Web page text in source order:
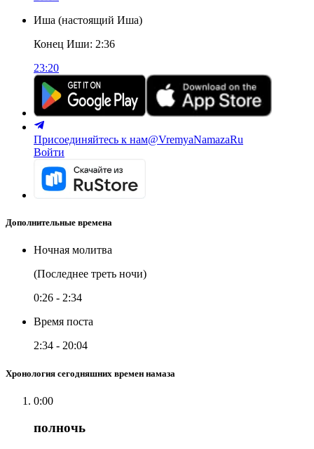
Иша (настоящий Иша)
Конец Иши: 2:36
23:20
Присоединяйтесь к нам@VremyaNamazaRu
Войти
Дополнительные времена
Ночная молитва
(Последнее треть ночи)
0:26 - 2:34
Время поста
2:34 - 20:04
Хронология сегодняшних времен намаза
0:00
полночь